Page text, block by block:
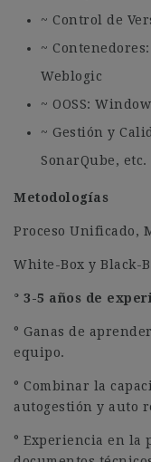
~ Control de
~
Weblogic
~ OOSS:
~ Gestión y
SonarQube, etc.
Metodologías
Proceso Unificado,
White-Box y Black-
° 3-5 años de
° Ganas de
equipo.
° Combinar la
autogestión y auto
° Experiencia en la